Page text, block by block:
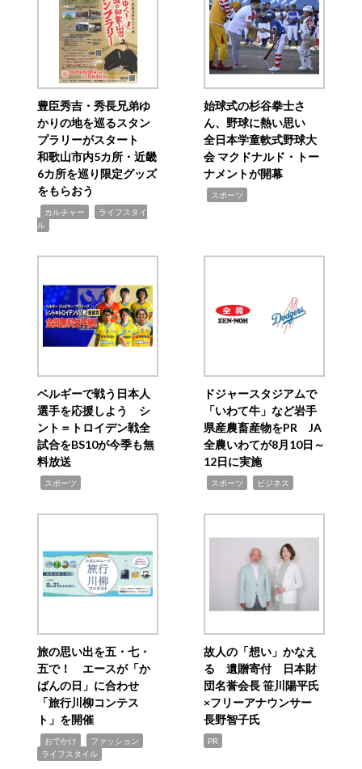
豊臣秀吉・秀長兄弟ゆ
かりの地を巡るスタン
プラリーがスタート
和歌山市内5カ所・近畿
6カ所を巡り限定グッズ
をもらおう
カルチャー
ライフスタイ
ル
始球式の杉谷拳士さ
ん、野球に熱い思い
全日本学童軟式野球大
会 マクドナルド・トー
ナメントが開幕
スポーツ
ベルギーで戦う日本人
選手を応援しよう シ
ント＝トロイデン戦全
試合をBS10が今季も無
料放送
スポーツ
ドジャースタジアムで
「いわて牛」など岩手
県産農畜産物をPR JA
全農いわてが8月10日～
12日に実施
スポーツ ビジネス
旅の思い出を五・七・
五で！ エースが「か
ばんの日」に合わせ
「旅行川柳コンテス
ト」を開催
おでかけ ファッション
ライフスタイル
故人の「想い」かなえ
る 遺贈寄付 日本財
団名誉会長 笹川陽平氏
×フリーアナウンサー
長野智子氏
PR